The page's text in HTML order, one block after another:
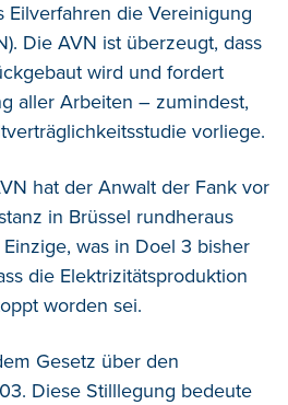
Eilverfahren die Vereinigung
Die AVN ist überzeugt, dass
wird und fordert
aller Arbeiten – zumindest,
vorliege.
hat der Anwalt der Fank vor
in Brüssel rundheraus
was in Doel 3 bisher
die Elektrizitätsproduktion
worden sei.
Gesetz über den
Diese Stilllegung bedeute